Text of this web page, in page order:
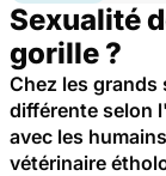
Sexualité
gorille ?
Chez les grands
différente selon
avec les
vétérinaire